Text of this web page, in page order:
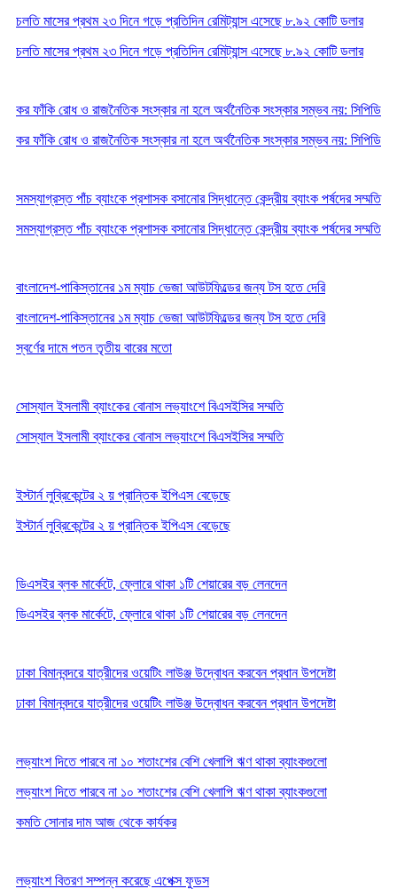
চলতি মাসের প্রথম ২৩ দিনে গড়ে প্রতিদিন রেমিট্যান্স এসেছে ৮.৯২ কোটি ডলার
চলতি মাসের প্রথম ২৩ দিনে গড়ে প্রতিদিন রেমিট্যান্স এসেছে ৮.৯২ কোটি ডলার
কর ফাঁকি রোধ ও রাজনৈতিক সংস্কার না হলে অর্থনৈতিক সংস্কার সম্ভব নয়: সিপিডি
কর ফাঁকি রোধ ও রাজনৈতিক সংস্কার না হলে অর্থনৈতিক সংস্কার সম্ভব নয়: সিপিডি
সমস্যাগ্রস্ত পাঁচ ব্যাংকে প্রশাসক বসানোর সিদ্ধান্তে কেন্দ্রীয় ব্যাংক পর্ষদের সম্মতি
সমস্যাগ্রস্ত পাঁচ ব্যাংকে প্রশাসক বসানোর সিদ্ধান্তে কেন্দ্রীয় ব্যাংক পর্ষদের সম্মতি
বাংলাদেশ-পাকিস্তানের ১ম ম্যাচ ভেজা আউটফিল্ডের জন্য টস হতে দেরি
বাংলাদেশ-পাকিস্তানের ১ম ম্যাচ ভেজা আউটফিল্ডের জন্য টস হতে দেরি
স্বর্ণের দামে পতন তৃতীয় বারের মতো
সোস্যাল ইসলামী ব্যাংকের বোনাস লভ্যাংশে বিএসইসির সম্মতি
সোস্যাল ইসলামী ব্যাংকের বোনাস লভ্যাংশে বিএসইসির সম্মতি
ইস্টার্ন লুব্রিকেন্টের ২ য় প্রান্তিক ইপিএস বেড়েছে
ইস্টার্ন লুব্রিকেন্টের ২ য় প্রান্তিক ইপিএস বেড়েছে
ডিএসইর ব্লক মার্কেটে, ফ্লোরে থাকা ১টি শেয়ারের বড় লেনদেন
ডিএসইর ব্লক মার্কেটে, ফ্লোরে থাকা ১টি শেয়ারের বড় লেনদেন
ঢাকা বিমানবন্দরে যাত্রীদের ওয়েটিং লাউঞ্জ উদ্বোধন করবেন প্রধান উপদেষ্টা
ঢাকা বিমানবন্দরে যাত্রীদের ওয়েটিং লাউঞ্জ উদ্বোধন করবেন প্রধান উপদেষ্টা
লভ্যাংশ দিতে পারবে না ১০ শতাংশের বেশি খেলাপি ঋণ থাকা ব্যাংকগুলো
লভ্যাংশ দিতে পারবে না ১০ শতাংশের বেশি খেলাপি ঋণ থাকা ব্যাংকগুলো
কমতি সোনার দাম আজ থেকে কার্যকর
লভ্যাংশ বিতরণ সম্পন্ন করেছে এপেক্স ফুডস